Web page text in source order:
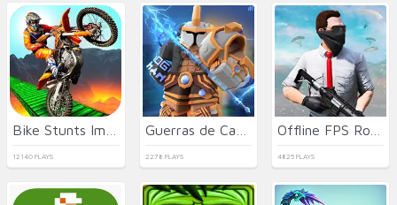
12140 PLAYS 2278 PLAYS
Offline FPS Royale
4825 PLAYS